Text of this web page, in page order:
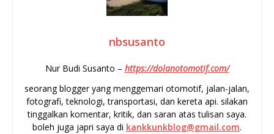
nbsusanto
Nur Budi Susanto – https://dolanotomotif.com/
seorang blogger yang menggemari otomotif, jalan-jalan,
fotografi, teknologi, transportasi, dan kereta api. silakan
tinggalkan komentar, kritik, dan saran atas tulisan saya.
boleh juga japri saya di kankkunkblog@gmail.com.